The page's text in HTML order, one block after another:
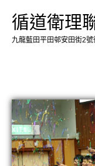
循道衛理
九龍藍田平田邨安田街2